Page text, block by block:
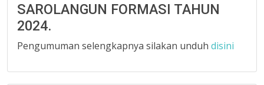
SAROLANGUN FORMASI TAHUN
2024.
Pengumuman selengkapnya silakan unduh disini